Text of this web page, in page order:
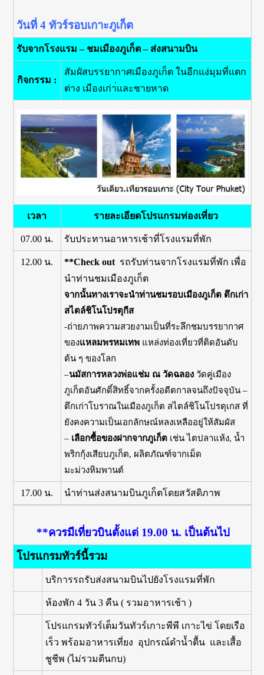
วันที่ 4 ทัวร์รอบเกาะภูเก็ต
รับจากโรงแรม – ชมเมืองภูเก็ต – ส่งสนามบิน
กิจกรรม :
สัมผัสบรรยากาศเมืองภูเก็ต ในอีกแง่มุมที่แตก
ต่าง เมืองเก่า่และชายหาด
เวลา รายละเอียดโปรแกรมท่องเที่ยว
07.00 น. รับประทานอาหารเช้าที่โรงแรมที่พัก
12.00 น. **Check out รถรับท่านจากโรงแรมที่พัก เพื่อ
นำท่านชมเมืองภูเก็ต
จากนั้นทางเราจะนำท่านชมรอบเมืองภูเก็ต ตึกเก่า
สไตล์ชิโนโปรตุกีส
-ถ่ายภาพความสวยงามเป็นที่ระลึกชมบรรยากาศ
ของแหลมพรหมเทพแหล่งท่องเที่ยวที่ติดอันดับ
ต้น ๆ ของโลก
–นมัสการหลวงพ่อแช่ม ณ วัดฉลองวัดคู่เมือง
ภูเก็ตอันศักดิ์สิทธิ์จากครั้งอดีตกาลจนถึงปัจจุบัน –
ตึกเก่าโบราณในเมืองภูเก็ต สไตล์ชิโนโปรตุเกส ที่
ยังคงความเป็นเอกลักษณ์หลงเหลืออยู่ให้สัมผัส
– เลือกซื้อของฝากจากภูเก็ตเช่น ไตปลาแห้ง, น้ำ
พริกกุ้งเสียบภูเก็ต, ผลิตภัณฑ์จากเม็ด
มะม่วงหิมพานต์
17.00 น. นำท่านส่งสนามบินภูเก็ตโดยสวัสดิภาพ
**ควรมีเที่ยวบินตั้งแต่ 19.00 น. เป็นต้นไป
โปรแกรมทัวร์นี้รวม
บริการรถรับส่งสนามบินไปยังโรงแรมที่พัก
ห้องพัก 4 วัน 3 คืน ( รวมอาหารเช้า )
โปรแกรมทัวร์เต็มวันทัวร์เกาะพีพี เกาะไข่ โดยเรือ
เร็ว พร้อมอาหารเที่ยง อุปกรณ์ดำน้ำตื้น และเสื้อ
ชูชีพ (ไม่รวมตีนกบ)